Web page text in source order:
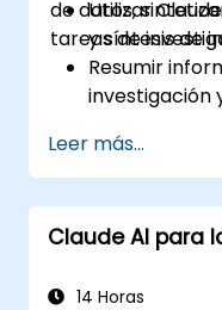
de datos,
tareas de
Utilizar
y síntesis de
Resumir
investigación
de datos
Integrar
de
Leer más...
Claude AI para
14 Horas